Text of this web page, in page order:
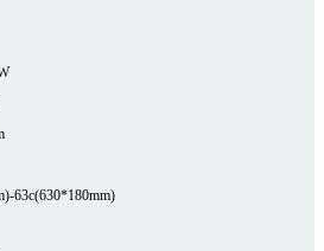
63c(630*180mm)